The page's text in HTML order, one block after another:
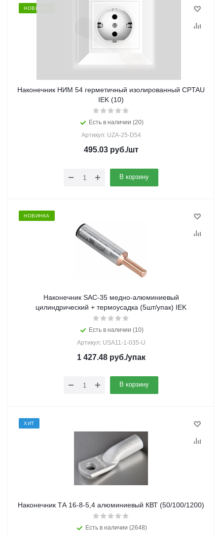
НОВИНКА
Наконечник НИМ 54 герметичный изолированный CPTAU
IEK (10)
Есть в наличии (20)
Артикул: UZA-25-D54
495.03руб./шт
В корзину
НОВИНКА
Наконечник SAC-35 медно-алюминиевый
цилиндрический + термоусадка (5шт/упак) IEK
Есть в наличии (10)
Артикул: USA11-1-035-U
1 427.48руб./упак
В корзину
ХИТ
Наконечник ТА 16-8-5,4 алюминиевый КВТ (50/100/1200)
Есть в наличии (2648)